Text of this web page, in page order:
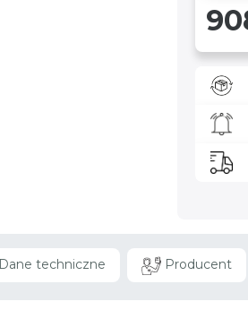
Dane techniczne Producent